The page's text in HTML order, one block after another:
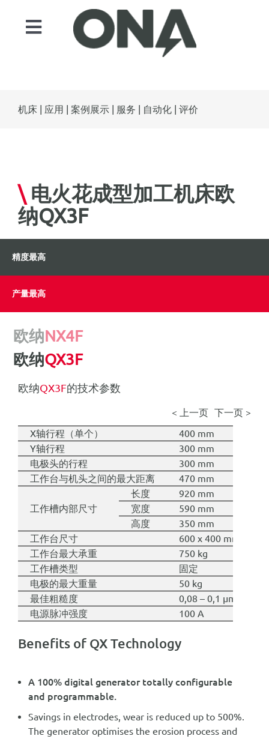
contentToggle
自动化
新闻
联系人
ONA EDM
Search
for:
简体中文
机床 应用 案例展示 服务 自动化 评价
\电火花成型加工机床欧
纳QX3F
精度最高
产量最高
欧纳NX4F
欧纳QX3F
欧纳QX3F的技术参数
下一页 >
< 上一页
X轴行程 （单个）
400 mm
Y轴行程
300 mm
电极头的行程
300 mm
工作台与机头之间的最大距离
470 mm
工作槽内部尺寸
长度
920 mm
宽度
590 mm
高度
350 mm
工作台尺寸
600 x 400 mm
工作台最大承重
750 kg
工作槽类型
固定
电极的最大重量
50 kg
最佳粗糙度
0,08 – 0,1 µm Ra
电源脉冲强度
100 A
Benefits of QX Technology
A 100% digital generator totally configurable
and programmable.
Savings in electrodes, wear is reduced up to 500%.
The generator optimises the erosion process and